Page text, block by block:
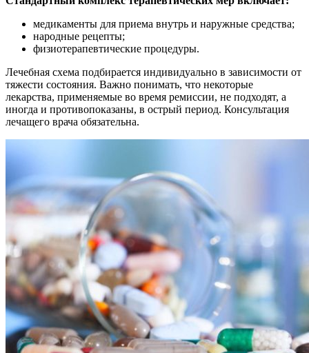
медикаменты для приема внутрь и наружные средства;
народные рецепты;
физиотерапевтические процедуры.
Лечебная схема подбирается индивидуально в зависимости от
тяжести состояния. Важно понимать, что некоторые
лекарства, применяемые во время ремиссии, не подходят, а
иногда и противопоказаны, в острый период. Консультация
лечащего врача обязательна.